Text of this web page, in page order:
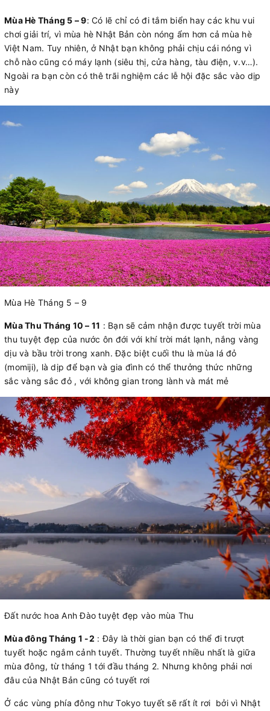
Mùa Hè Tháng 5 – 9: Có lẽ chỉ có đi tắm biển hay các khu vui
chơi giải trí, vì mùa hè Nhật Bản còn nóng ẩm hơn cả mùa hè
Việt Nam. Tuy nhiên, ở Nhật bạn không phải chịu cái nóng vì
chỗ nào cũng có máy lạnh (siêu thị, cửa hàng, tàu điện, v.v…).
Ngoài ra bạn còn có thê trãi nghiệm các lễ hội đặc sắc vào dịp
này
Mùa Hè Tháng 5 – 9
Mùa Thu Tháng 10 – 11 : Bạn sẽ cảm nhận được tuyết trời mùa
thu tuyệt đẹp của nước ôn đới với khí trời mát lạnh, nắng vàng
dịu và bầu trời trong xanh. Đặc biệt cuối thu là mùa lá đỏ
(momiji), là dịp để bạn và gia đình có thể thưởng thức những
sắc vàng sắc đỏ , với không gian trong lành và mát mẻ
Đất nước hoa Anh Đào tuyệt đẹp vào mùa Thu
Mùa đông Tháng 1 -2 : Đây là thời gian bạn có thể đi trượt
tuyết hoặc ngắm cảnh tuyết. Thường tuyết nhiều nhất là giữa
mùa đông, từ tháng 1 tới đầu tháng 2. Nhưng không phải nơi
đâu của Nhật Bản cũng có tuyết rơi
Ở các vùng phía đông như Tokyo tuyết sẽ rất ít rơi bởi vì Nhật